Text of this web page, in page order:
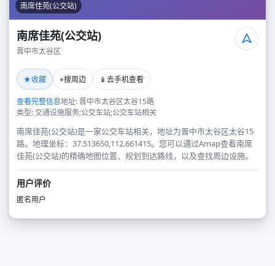
南席佳苑(公交站)
南席佳苑(公交站)
晋中市太谷区
★收藏 ⌖搜周边 📱 去手机查看
查看完整信息地址: 晋中市太谷区太谷15路
类型: 交通设施服务;公交车站;公交车站相关
南席佳苑(公交站)是一家公交车站相关，地址为晋中市太谷区太谷15
路。地理坐标：37.513650,112.661415。您可以通过Amap查看南席
佳苑(公交站)的精确地图位置、规划到达路线，以及查找周边设施。
用户评价
匿名用户